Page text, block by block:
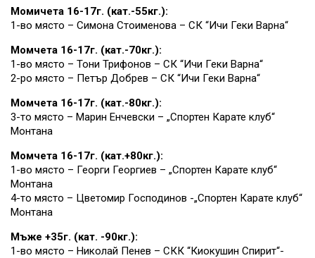
Момичета 16-17г. (кат.-55кг.):
1-во място – Симона Стоименова – СК “Ичи Геки Варна“
Момчета 16-17г. (кат.-70кг.):
1-во място – Тони Трифонов – СК “Ичи Геки Варна“
2-ро място – Петър Добрев – СК “Ичи Геки Варна“
Момчета 16-17г. (кат.-80кг.):
3-то място – Марин Енчевски – „Спортен Карате клуб“
Монтана
Момчета 16-17г. (кат.+80кг.):
1-во място – Георги Георгиев – „Спортен Карате клуб“
Монтана
4-то място – Цветомир Господинов -„Спортен Карате клуб“
Монтана
Мъже +35г. (кат. -90кг.):
1-во място – Николай Пенев – СКК “Киокушин Спирит“-